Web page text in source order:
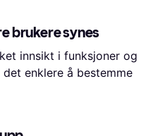
brukere synes
innsikt i funksjoner og
enklere å bestemme